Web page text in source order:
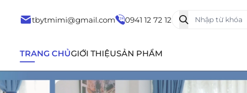
tbytmimi@gmail.com 0941 12 72 12
TRANG CHỦGIỚI THIỆUSẢN PHẨM